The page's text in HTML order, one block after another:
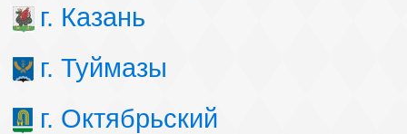
г. Казань
г. Туймазы
г. Октябрьский